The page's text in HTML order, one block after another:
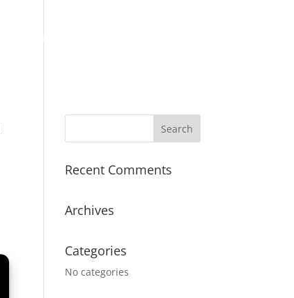
Recent Comments
Archives
Categories
No categories